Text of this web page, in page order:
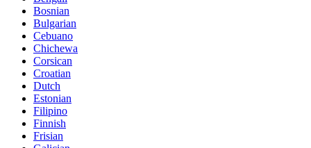
Bosnian
Bulgarian
Cebuano
Chichewa
Corsican
Croatian
Dutch
Estonian
Filipino
Finnish
Frisian